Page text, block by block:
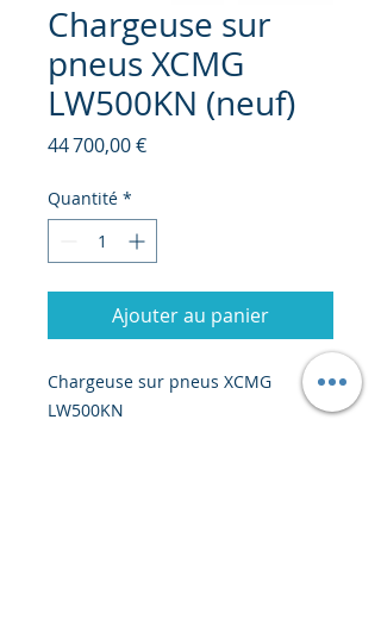
Chargeuse sur
pneus XCMG
LW500KN (neuf)
44 700,00 €Prix
Quantité *
Ajouter au panier
Chargeuse sur pneus XCMG
LW500KN